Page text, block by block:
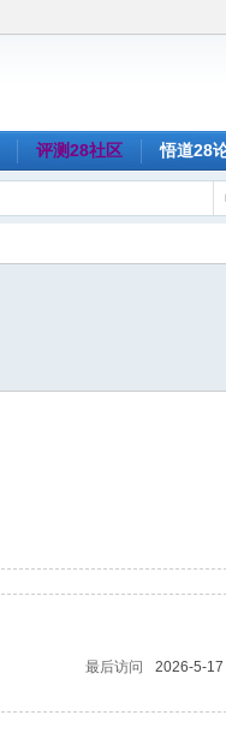
评测28社区 悟道28
最后访问
2026-5-